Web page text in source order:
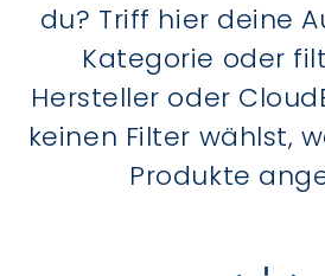
du? Triff hier deine
Kategorie oder
Hersteller oder
keinen Filter wählst,
Produkte